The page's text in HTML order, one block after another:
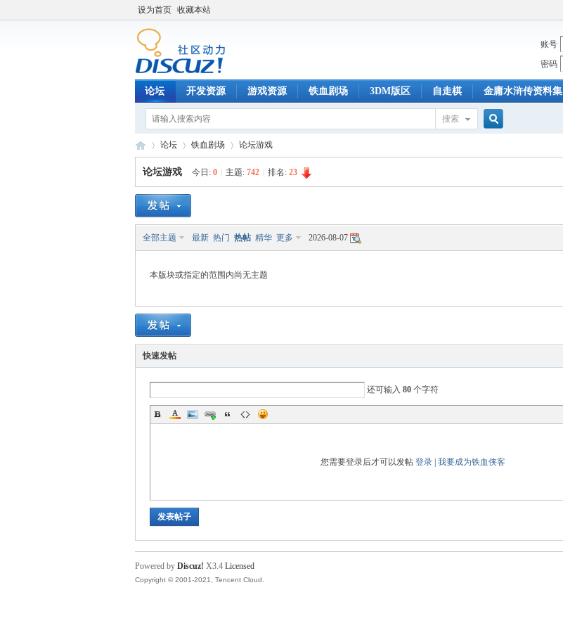
设为首页 收藏本站
账号
密码
论坛 开发资源 游戏资源 铁血剧场 3DM版区 自走棋 金庸水浒传资料集
搜索
血
»
论坛
›
铁血剧场 论坛游戏
论坛游戏 今日: 0 主题: 742 排名: 23
全部主题 最新 热门 热帖 精华 更多 2026-08-07
本版块或指定的范围内尚无主题
快速发帖
还可输入 80 个字符
您需要登录后才可以发帖 登录| 我要成为铁血侠客
发表帖子
Powered by Discuz! X3.4 Licensed
Copyright © 2001-2021, Tencent Cloud.